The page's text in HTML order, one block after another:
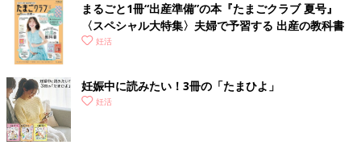
まるごと1冊“出産準備”の本『たまごクラブ 夏号』
〈スペシャル大特集〉夫婦で予習する 出産の教科書
妊活
妊娠中に読みたい！3冊の「たまひよ」
妊活